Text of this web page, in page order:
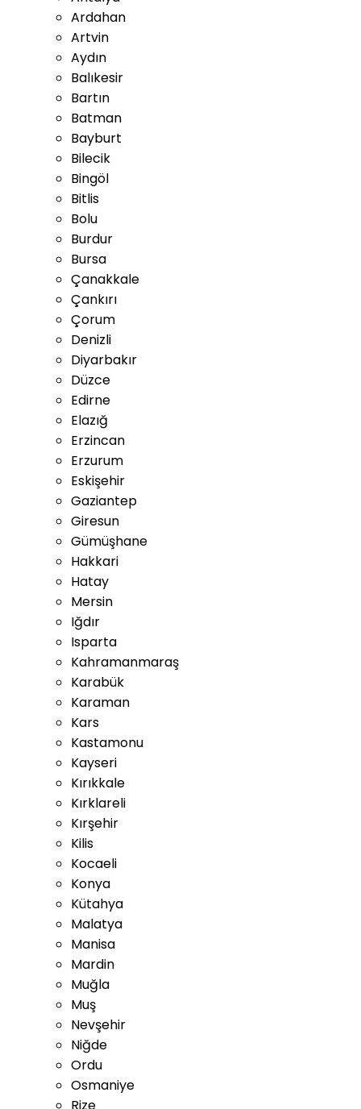
Ardahan
Artvin
Aydın
Balıkesir
Bartın
Batman
Bayburt
Bilecik
Bingöl
Bitlis
Bolu
Burdur
Bursa
Çanakkale
Çankırı
Çorum
Denizli
Diyarbakır
Düzce
Edirne
Elazığ
Erzincan
Erzurum
Eskişehir
Gaziantep
Giresun
Gümüşhane
Hakkari
Hatay
Mersin
Iğdır
Isparta
Kahramanmaraş
Karabük
Karaman
Kars
Kastamonu
Kayseri
Kırıkkale
Kırklareli
Kırşehir
Kilis
Kocaeli
Konya
Kütahya
Malatya
Manisa
Mardin
Muğla
Muş
Nevşehir
Niğde
Ordu
Osmaniye